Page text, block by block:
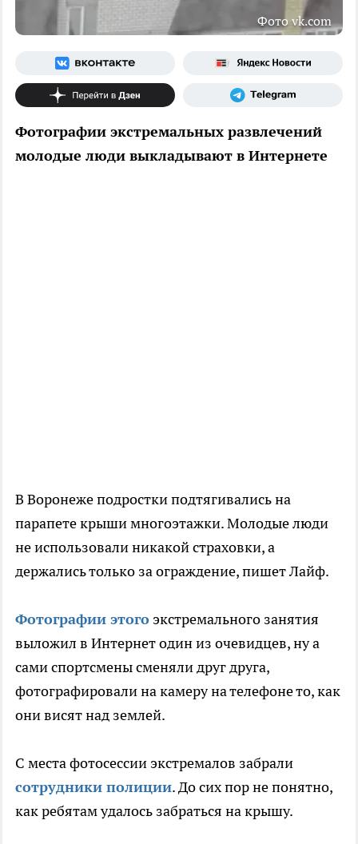
Фото vk.com
Фотографии экстремальных развлечений
молодые люди выкладывают в Интернете
В Воронеже подростки подтягивались на
парапете крыши многоэтажки. Молодые люди
не использовали никакой страховки, а
держались только за ограждение, пишет Лайф.
Фотографии этого экстремального занятия
выложил в Интернет один из очевидцев, ну а
сами спортсмены сменяли друг друга,
фотографировали на камеру на телефоне то, как
они висят над землей.
С места фотосессии экстремалов забрали
сотрудники полиции. До сих пор не понятно,
как ребятам удалось забраться на крышу.